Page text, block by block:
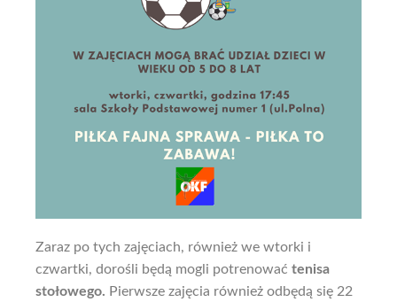
Zaraz po tych zajęciach, również we wtorki i
czwartki, dorośli będą mogli potrenować tenisa
stołowego. Pierwsze zajęcia również odbędą się 22